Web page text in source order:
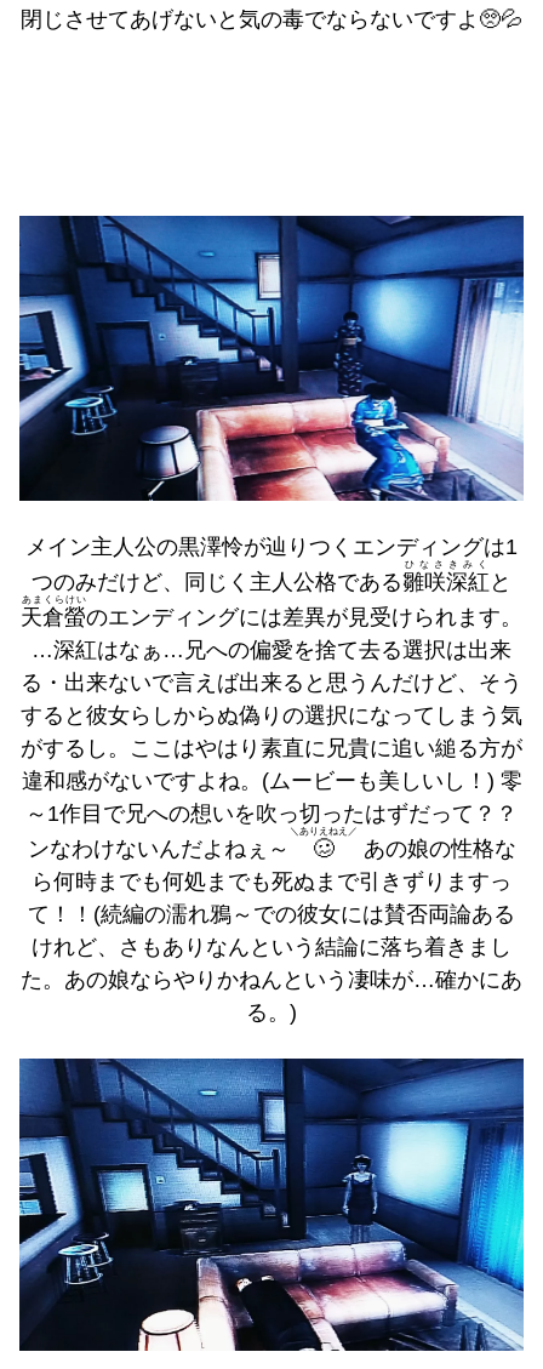
閉じさせてあげないと気の毒でならないですよ🥺💦
メイン主人公の黒澤怜が辿りつくエンディングは1
つのみだけど、同じく主人公格である雛咲深紅
ひなさきみく
と
天倉螢
あまくらけい
のエンディングには差異が見受けられます。
…深紅はなぁ…兄への偏愛を捨て去る選択は出来
る・出来ないで言えば出来ると思うんだけど、そう
すると彼女らしからぬ偽りの選択になってしまう気
がするし。ここはやはり素直に兄貴に追い縋る方が
違和感がないですよね。(ムービーも美しいし！) 零
～1作目で兄への想いを吹っ切ったはずだって？？
ンなわけないんだよねぇ～
🥴
＼ありえねえ／
あの娘の性格な
ら何時までも何処までも死ぬまで引きずりますっ
て！！(続編の濡れ鴉～での彼女には賛否両論ある
けれど、さもありなんという結論に落ち着きまし
た。あの娘ならやりかねんという凄味が…確かにあ
る。)